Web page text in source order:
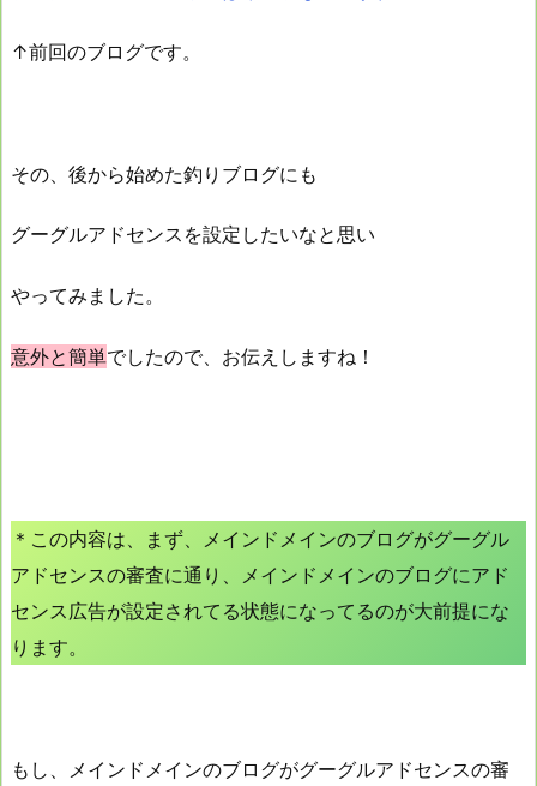
↑前回のブログです。
その、後から始めた釣りブログにも
グーグルアドセンスを設定したいなと思い
やってみました。
意外と簡単でしたので、お伝えしますね！
＊この内容は、まず、メインドメインのブログがグーグル
アドセンスの審査に通り、メインドメインのブログにアド
センス広告が設定されてる状態になってるのが大前提にな
ります。
もし、メインドメインのブログがグーグルアドセンスの審